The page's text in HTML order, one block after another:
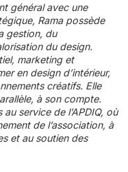
général avec une
Rama possède
gestion, du
du design.
marketing et
en design d’intérieur,
créatifs. Elle
à son compte.
service de l’APDIQ, où
de l’association, à
et au soutien des